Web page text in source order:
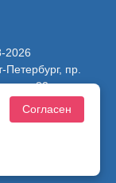
пр.
ком. 82.
Согласен